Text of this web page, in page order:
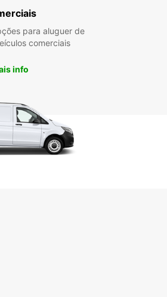
para aluguer de
comerciais
info